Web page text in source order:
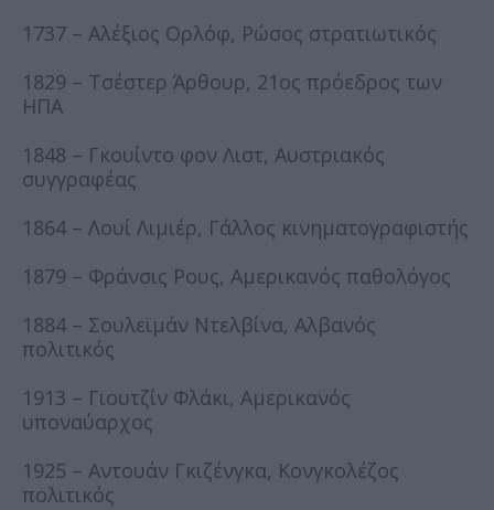
1737 – Αλέξιος Ορλόφ, Ρώσος στρατιωτικός
1829 – Τσέστερ Άρθουρ, 21ος πρόεδρος των
ΗΠΑ
1848 – Γκουίντο φον Λιστ, Αυστριακός
συγγραφέας
1864 – Λουί Λιμιέρ, Γάλλος κινηματογραφιστής
1879 – Φράνσις Ρους, Αμερικανός παθολόγος
1884 – Σουλεϊμάν Ντελβίνα, Αλβανός
πολιτικός
1913 – Γιουτζίν Φλάκι, Αμερικανός
υποναύαρχος
1925 – Αντουάν Γκιζένγκα, Κονγκολέζος
πολιτικός